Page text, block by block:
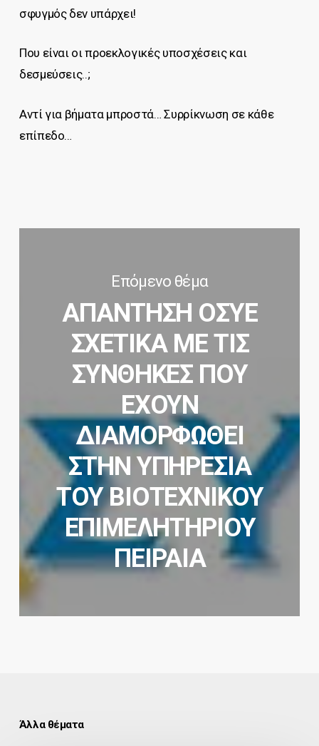
σφυγμός δεν υπάρχει!
Που είναι οι προεκλογικές υποσχέσεις και
δεσμεύσεις..;
Αντί για βήματα μπροστά… Συρρίκνωση σε κάθε
επίπεδο…
Επόμενο θέμα
ΑΠΑΝΤΗΣΗ ΟΣΥΕ
ΣΧΕΤΙΚΑ ΜΕ ΤΙΣ
ΣΥΝΘΗΚΕΣ ΠΟΥ
ΕΧΟΥΝ
ΔΙΑΜΟΡΦΩΘΕΙ
ΣΤΗΝ ΥΠΗΡΕΣΙΑ
ΤΟΥ ΒΙΟΤΕΧΝΙΚΟΥ
ΕΠΙΜΕΛΗΤΗΡΙΟΥ
ΠΕΙΡΑΙΑ
Άλλα θέματα